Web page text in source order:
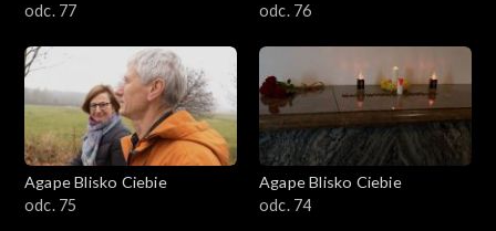
odc. 77
odc. 76
Agape Blisko Ciebie
odc. 75
Agape Blisko Ciebie
odc. 74